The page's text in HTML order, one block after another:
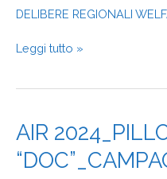
DELIBERE REGIONALI
GENNAIO
Leggi tutto »
AIR
AIR
2024_PILLOLE
AD